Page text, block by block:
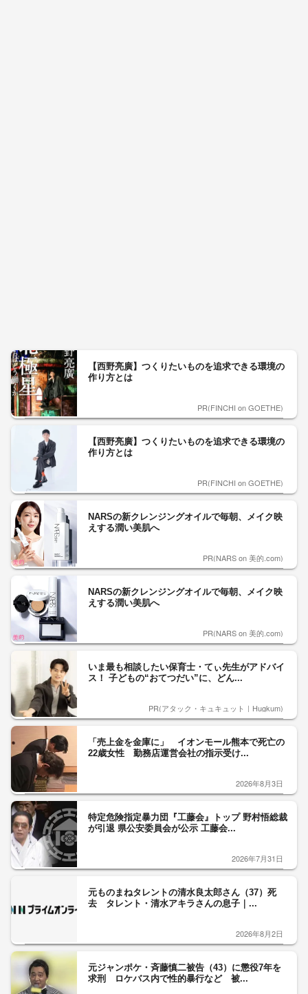
【西野亮廣】つくりたいものを追求できる環境の
作り方とは
PR(FINCHI on GOETHE)
【西野亮廣】つくりたいものを追求できる環境の
作り方とは
PR(FINCHI on GOETHE)
NARSの新クレンジングオイルで毎朝、メイク映
えする潤い美肌へ
PR(NARS on 美的.com)
NARSの新クレンジングオイルで毎朝、メイク映
えする潤い美肌へ
PR(NARS on 美的.com)
いま最も相談したい保育士・てぃ先生がアドバイ
ス！ 子どもの“おてつだい”に、どん...
PR(アタック・キュキュット｜Hugkum)
「売上金を金庫に」 イオンモール熊本で死亡の
22歳女性 勤務店運営会社の指示受け...
2026年8月3日
特定危険指定暴力団『工藤会』トップ 野村悟総裁
が引退 県公安委員会が公示 工藤会...
2026年7月31日
元ものまねタレントの清水良太郎さん（37）死
去 タレント・清水アキラさんの息子｜...
2026年8月2日
元ジャンポケ・斉藤慎二被告（43）に懲役7年を
求刑 ロケバス内で性的暴行など 被...